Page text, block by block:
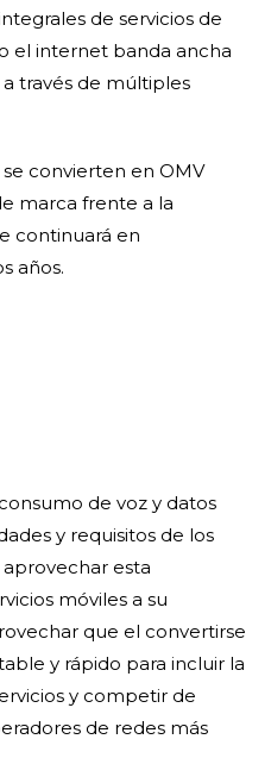
de servicios de
el internet banda ancha
través de múltiples
convierten en OMV
marca frente a la
continuará en
años.
de voz y datos
y requisitos de los
esta
móviles a su
que el convertirse
y rápido para incluir la
y competir de
de redes más